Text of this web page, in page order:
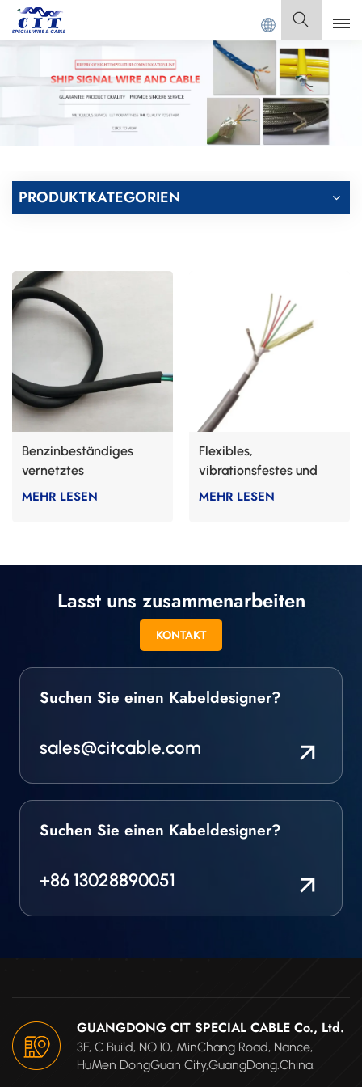
CIT SPECIAL CABLE Co., Ltd. Deutsch
English
Français
Italiano
PRODUKTKATEGORIEN
Benzinbeständiges
vernetztes
Fluorelastomerkabel
MEHR LESEN
Flexibles,
vibrationsfestes und
hitzebeständiges Kabel
MEHR LESEN
Lasst uns zusammenarbeiten
KONTAKT
Suchen Sie einen Kabeldesigner?
sales@citcable.com
Suchen Sie einen Kabeldesigner?
+86 13028890051
GUANGDONG CIT SPECIAL CABLE Co., Ltd.
3F, C Build, NO.10, MinChang Road, Nance,
HuMen DongGuan City,GuangDong.China.